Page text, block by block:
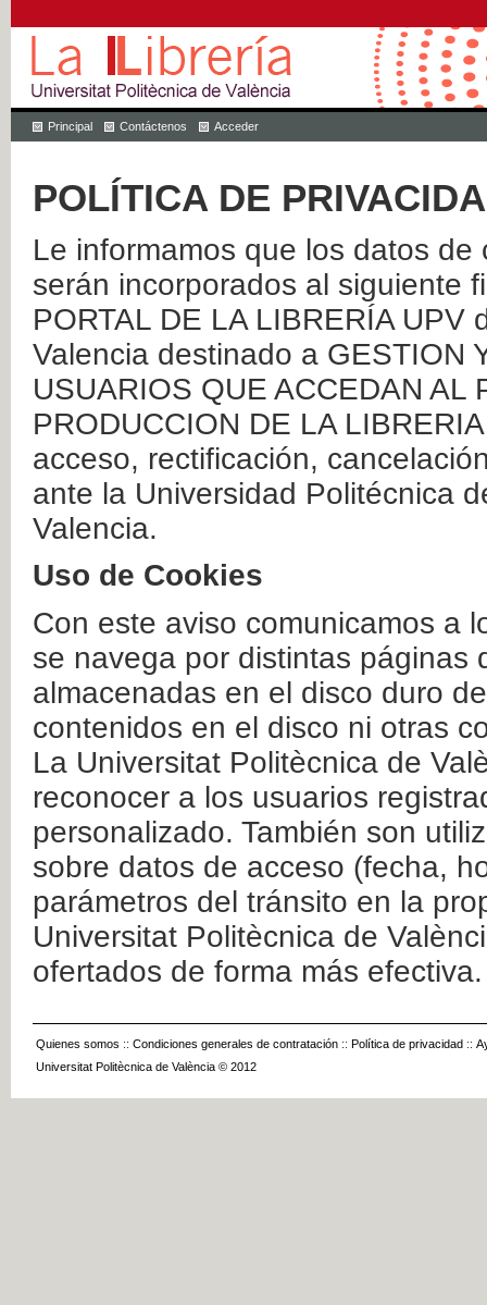
Principal Contáctenos Acceder
POLÍTICA DE
Le informamos que los datos
serán incorporados al siguiente
PORTAL DE LA LIBRERÍA
Valencia destinado a GESTION
USUARIOS QUE ACCEDAN AL
PRODUCCION DE LA
acceso, rectificación,
ante la Universidad Politécnica
Valencia.
Uso de Cookies
Con este aviso comunicamos a
se navega por distintas páginas
almacenadas en el disco duro
contenidos en el disco ni otras
La Universitat Politècnica de
reconocer a los usuarios
personalizado. También son
sobre datos de acceso (fecha,
parámetros del tránsito en la
Universitat Politècnica de
ofertados de forma más efectiva.
Quienes somos :: Condiciones generales de contratación :: Política de privacidad ::
Universitat Politècnica de València © 2012